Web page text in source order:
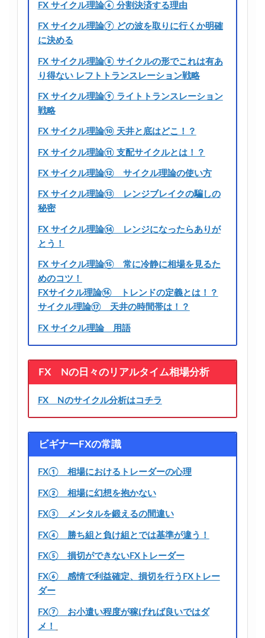
FX サイクル理論⑥ 分割決済する理由
FX サイクル理論⑦ どの波を取りに行くか明確
に決める
FX サイクル理論⑧ サイクルの形でこれは有あ
り得ない レフトトランスレーション戦略
FX サイクル理論⑨ ライトトランスレーション
戦略
FX サイクル理論⑩ 天井と底はどこ！？
FX サイクル理論⑪ 支配サイクルとは！？
FX サイクル理論⑫ サイクル理論の使い方
FX サイクル理論⑬ レンジブレイクの騙しの
秘密
FX サイクル理論⑭ レンジになったらありが
とう！
FX サイクル理論⑮ 常に冷静に相場を見るた
めのコツ！
FXサイクル理論⑯ トレンドの定義とは！？
サイクル理論⑰ 天井の時間帯は！？
FX サイクル理論 用語
FX Nの日々のリアルタイム相場分析
FX Nのサイクル分析はコチラ
ビギナーFXの常識
FX① 相場におけるトレーダーの心理
FX② 相場に幻想を抱かない
FX③ メンタルを鍛えるの間違い
FX④ 勝ち組と負け組とでは基準が違う！
FX⑤ 損切ができないFXトレーダー
FX⑥ 感情で利益確定、損切を行うFXトレー
ダー
FX⑦ お小遣い程度が稼げれば良いではダ
メ！